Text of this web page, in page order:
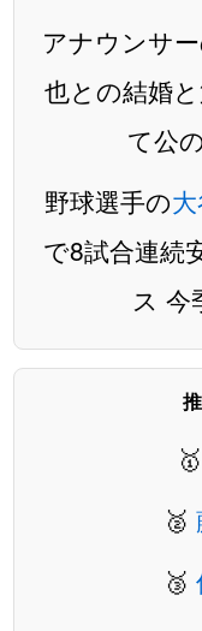
アナウンサ
也との結婚
て公
野球選手の
で8試合連続
ス 今
🥇
🥈
🥉